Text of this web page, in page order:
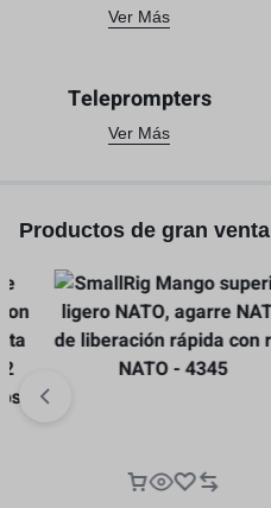
Ver Más
Teleprompters
Ver Más
Productos de gran venta